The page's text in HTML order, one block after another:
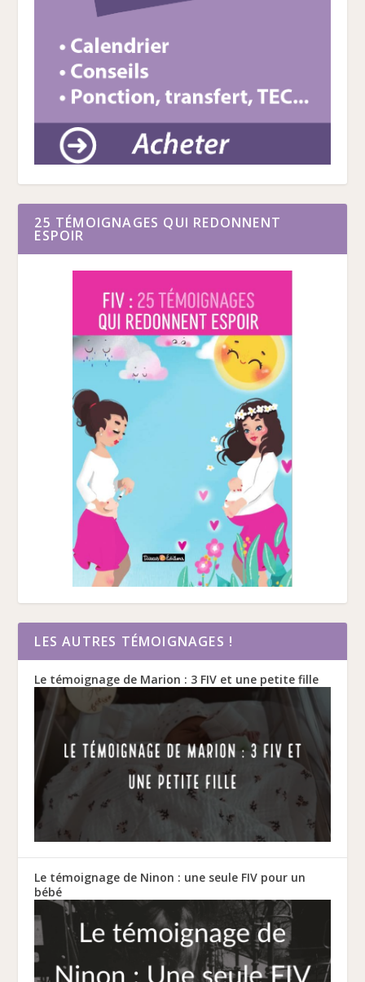
25 TÉMOIGNAGES QUI REDONNENT
ESPOIR
LES AUTRES TÉMOIGNAGES !
Le témoignage de Marion : 3 FIV et une petite fille
Le témoignage de Ninon : une seule FIV pour un
bébé